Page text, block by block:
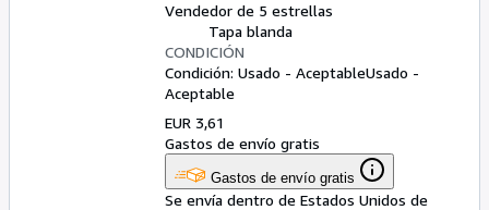
Vendedor de 5 estrellas
Tapa blanda
CONDICIÓN
Condición: Usado - AceptableUsado -
Aceptable
EUR 3,61
Gastos de envío gratis
Gastos de envío gratis
Se envía dentro de Estados Unidos de